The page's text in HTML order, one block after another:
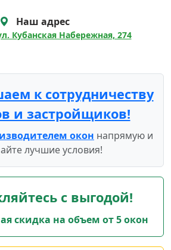
Наш адрес
Кубанская Набережная, 274
к сотрудничеству
и застройщиков!
окон напрямую и
лучшие условия!
с выгодой!
скидка на объем от 5 окон